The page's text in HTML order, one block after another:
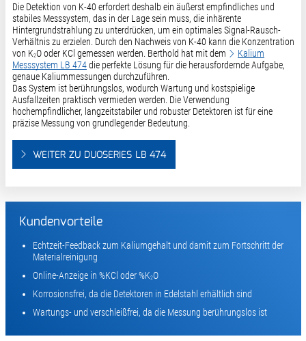
Die Detektion von K-40 erfordert deshalb ein äußerst empfindliches und
stabiles Messsystem, das in der Lage sein muss, die inhärente
Hintergrundstrahlung zu unterdrücken, um ein optimales Signal-Rausch-
Verhältnis zu erzielen. Durch den Nachweis von K-40 kann die Konzentration
von K2O oder KCl gemessen werden. Berthold hat mit dem
Kalium
Messsystem LB 474die perfekte Lösung für die herausfordernde Aufgabe,
genaue Kaliummessungen durchzuführen.
Das System ist berührungslos, wodurch Wartung und kostspielige
Ausfallzeiten praktisch vermieden werden. Die Verwendung
hochempfindlicher, langzeitstabiler und robuster Detektoren ist für eine
präzise Messung von grundlegender Bedeutung.
WEITER ZU DUOSERIES LB 474
Kundenvorteile
Echtzeit-Feedback zum Kaliumgehalt und damit zum Fortschritt der
Materialreinigung
Online-Anzeige in %KCl oder %K2O
Korrosionsfrei, da die Detektoren in Edelstahl erhältlich sind
Wartungs- und verschleißfrei, da die Messung berührungslos ist